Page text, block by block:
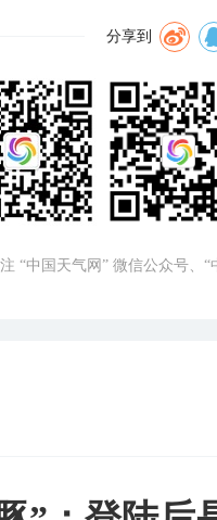
分享到
“中国天气网” 微信公众号、